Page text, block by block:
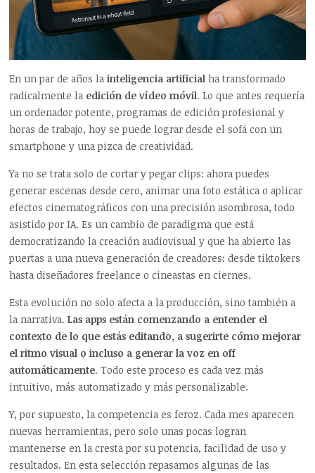
En un par de años lainteligencia artificial ha transformado
radicalmente la edición de vídeo móvil. Lo que antes requería
un ordenador potente, programas de edición profesional y
horas de trabajo, hoy se puede lograr desde el sofá con un
smartphone y una pizca de creatividad.
Ya no se trata solo de cortar y pegar clips: ahora puedes
generar escenas desde cero, animar una foto estática o aplicar
efectos cinematográficos con una precisión asombrosa, todo
asistido por IA. Es un cambio de paradigma que está
democratizando la creación audiovisual y que ha abierto las
puertas a una nueva generación de creadores: desde tiktokers
hasta diseñadores freelance o cineastas en ciernes.
Esta evolución no solo afecta a la producción, sino también a
la narrativa.Las apps están comenzando a entender el
contexto de lo que estás editando, a sugerirte cómo mejorar
el ritmo visual o incluso a generar la voz en off
automáticamente. Todo este proceso es cada vez más
intuitivo, más automatizado y más personalizable.
Y, por supuesto, la competencia es feroz. Cada mes aparecen
nuevas herramientas, pero solo unas pocas logran
mantenerse en la cresta por su potencia, facilidad de uso y
resultados. En esta selección repasamos algunas de las